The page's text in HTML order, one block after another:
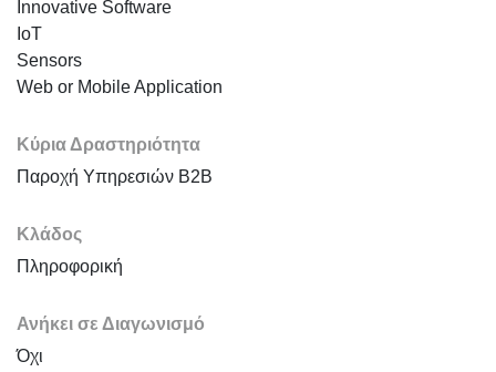
Innovative Software
IoT
Sensors
Web or Mobile Application
Κύρια Δραστηριότητα
Παροχή Υπηρεσιών B2B
Κλάδος
Πληροφορική
Ανήκει σε Διαγωνισμό
Όχι